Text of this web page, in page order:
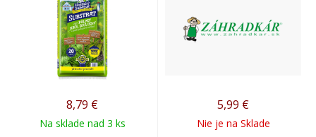
8,79 €
Na sklade nad 3 ks
5,99 €
Nie je na Sklade